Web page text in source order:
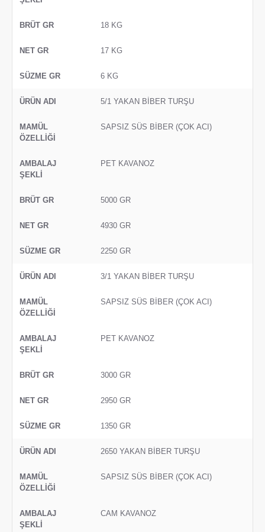
18 KG
17 KG
6 KG
5/1 YAKAN BİBER TURŞU
SAPSIZ SÜS BİBER (ÇOK ACI)
PET KAVANOZ
5000 GR
4930 GR
2250 GR
3/1 YAKAN BİBER TURŞU
SAPSIZ SÜS BİBER (ÇOK ACI)
PET KAVANOZ
3000 GR
2950 GR
1350 GR
2650 YAKAN BİBER TURŞU
SAPSIZ SÜS BİBER (ÇOK ACI)
CAM KAVANOZ